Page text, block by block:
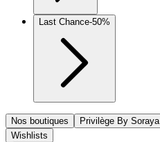
Last Chance-50%
Nos boutiques Privilège By Soraya
Wishlists